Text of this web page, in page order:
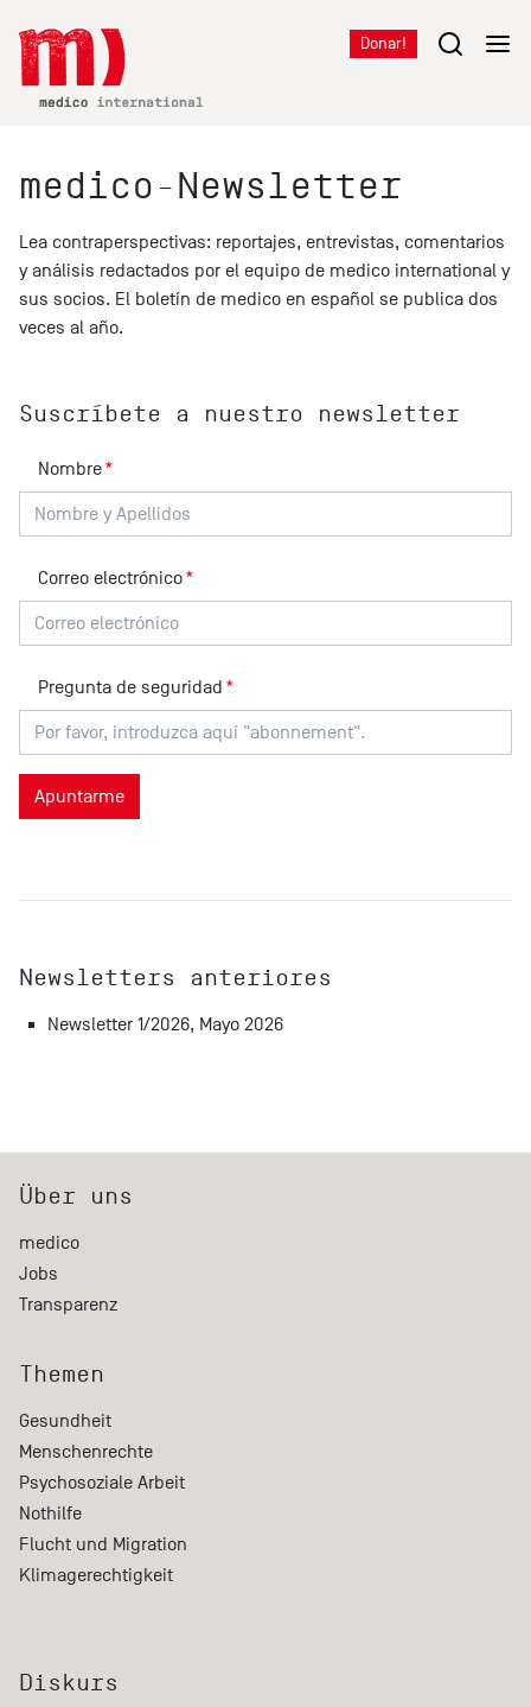
Donar!
medico-Newsletter
Lea contraperspectivas: reportajes, entrevistas, comentarios
y análisis redactados por el equipo de medico international y
sus socios. El boletín de medico en español se publica dos
veces al año.
Suscríbete a nuestro newsletter
Nombre*
Correo electrónico*
Pregunta de seguridad *
Newsletters anteriores
Newsletter 1/2026, Mayo 2026
Über uns
medico
Jobs
Transparenz
Themen
Gesundheit
Menschenrechte
Psychosoziale Arbeit
Nothilfe
Flucht und Migration
Klimagerechtigkeit
Diskurs